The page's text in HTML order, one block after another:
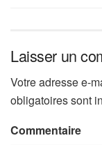
Laisser un
Votre adresse e-
obligatoires sont
Commentaire